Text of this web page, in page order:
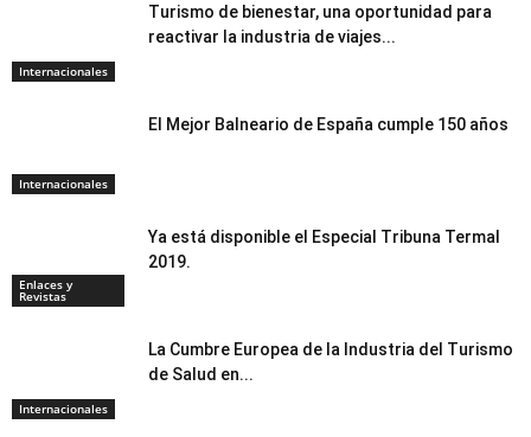
Internacionales
Turismo de bienestar, una oportunidad para
reactivar la industria de viajes...
Internacionales
El Mejor Balneario de España cumple 150 años
Enlaces y
Revistas
Ya está disponible el Especial Tribuna Termal
2019.
Internacionales
La Cumbre Europea de la Industria del Turismo
de Salud en...